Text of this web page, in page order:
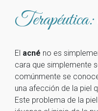
El acné no es
cara que simplemente
comúnmente se
una afección de la piel
Este problema de la